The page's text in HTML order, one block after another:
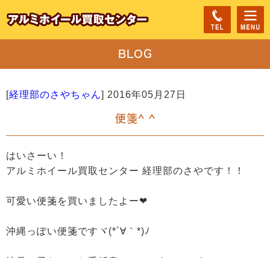
BLOG
[経理部のさやちゃん] 2016年05月27日
便箋^ ^
はいさーい！
アルミホイール買取センター 経理部のさやです！！
可愛い便箋を買いましたよー❤
沖縄っぽい便箋ですヾ(*´∀｀*)ﾉ